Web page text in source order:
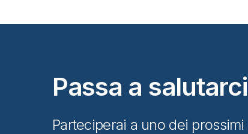
Passa a salutarci
Parteciperai a uno dei